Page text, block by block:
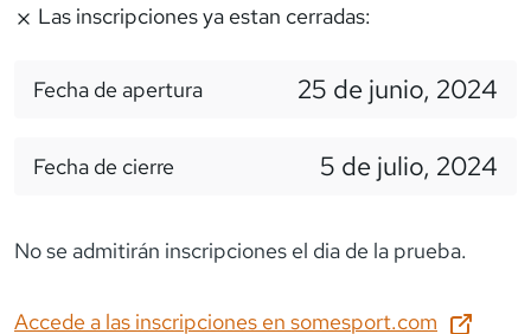
Las inscripciones ya estan cerradas:
Fecha de apertura 25 de junio, 2024
Fecha de cierre 5 de julio, 2024
No se admitirán inscripciones el dia de la prueba.
Accede a las inscripciones en somesport.com